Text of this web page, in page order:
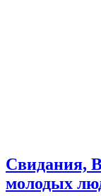
Свидания,
молодых